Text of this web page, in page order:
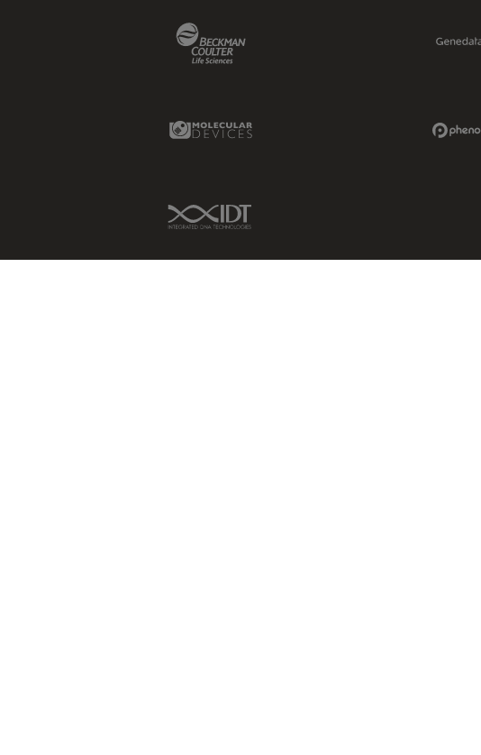
Molecular Devices Link
IDT Link